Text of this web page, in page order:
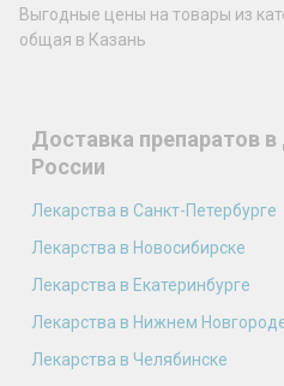
Выгодные цены на товары из
общая в Казань
Доставка препаратов в
России
Лекарства в Санкт-Петербурге
Лекарства в Новосибирске
Лекарства в Екатеринбурге
Лекарства в Нижнем
Лекарства в Челябинске